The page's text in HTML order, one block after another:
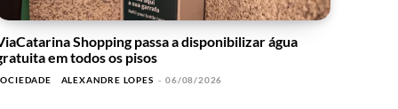
Shopping passa a disponibilizar água
em todos os pisos
ALEXANDRE LOPES - 06/08/2026